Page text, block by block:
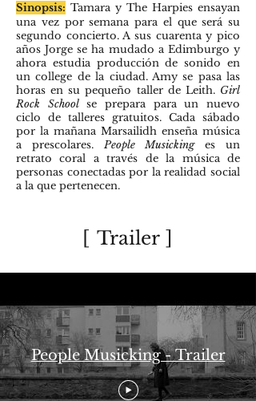
Sinopsis: Tamara y The Harpies ensayan
una vez por semana para el que será su
segundo concierto. A sus cuarenta y pico
años Jorge se ha mudado a Edimburgo y
ahora estudia producción de sonido en
un college de la ciudad. Amy se pasa las
horas en su pequeño taller de Leith. Girl
Rock Schoolse prepara para un nuevo
ciclo de talleres gratuitos. Cada sábado
por la mañana Marsailidh enseña música
a prescolares. People Musickinges un
retrato coral a través de la música de
personas conectadas por la realidad social
a la que pertenecen.
[Trailer]
People Musicking - Trailer